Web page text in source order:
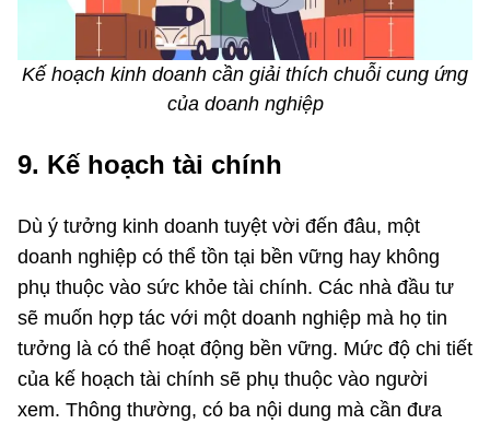
Kế hoạch kinh doanh cần giải thích chuỗi cung ứng
của doanh nghiệp
9. Kế hoạch tài chính
Dù ý tưởng kinh doanh tuyệt vời đến đâu, một
doanh nghiệp có thể tồn tại bền vững hay không
phụ thuộc vào sức khỏe tài chính. Các nhà đầu tư
sẽ muốn hợp tác với một doanh nghiệp mà họ tin
tưởng là có thể hoạt động bền vững. Mức độ chi tiết
của kế hoạch tài chính sẽ phụ thuộc vào người
xem. Thông thường, có ba nội dung mà cần đưa